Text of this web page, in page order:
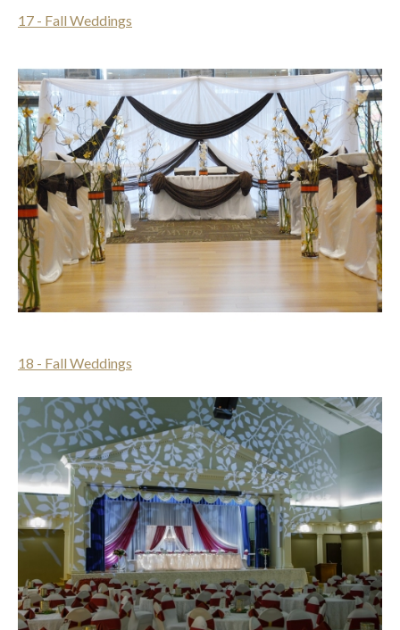
17 - Fall Weddings
18 - Fall Weddings